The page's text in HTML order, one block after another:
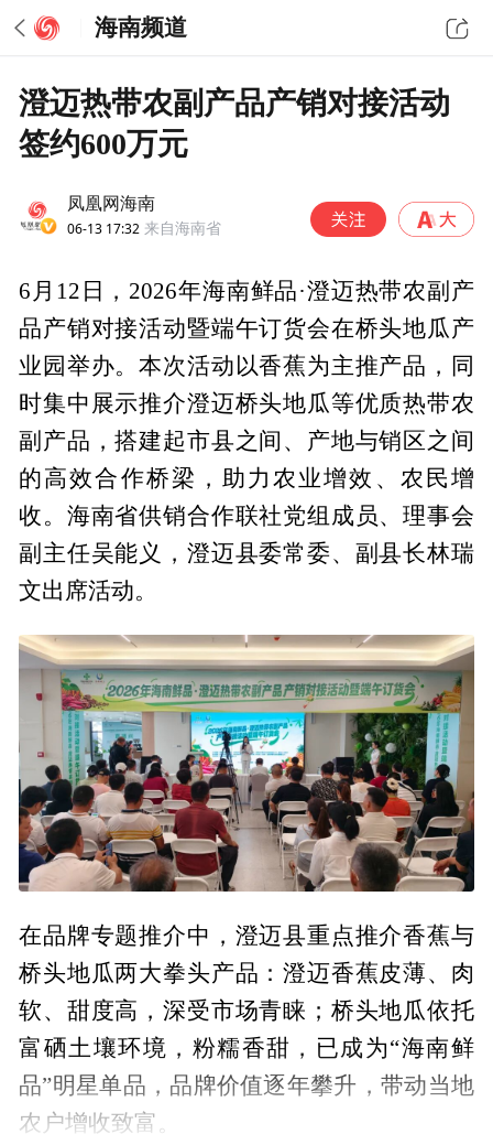
海南频道
澄迈热带农副产品产销对接活动
签约600万元
凤凰网海南
06-13 17:32 来自海南省
6月12日，2026年海南鲜品·澄迈热带农副产
品产销对接活动暨端午订货会在桥头地瓜产
业园举办。本次活动以香蕉为主推产品，同
时集中展示推介澄迈桥头地瓜等优质热带农
副产品，搭建起市县之间、产地与销区之间
的高效合作桥梁，助力农业增效、农民增
收。海南省供销合作联社党组成员、理事会
副主任吴能义，澄迈县委常委、副县长林瑞
文出席活动。
在品牌专题推介中，澄迈县重点推介香蕉与
桥头地瓜两大拳头产品：澄迈香蕉皮薄、肉
软、甜度高，深受市场青睐；桥头地瓜依托
富硒土壤环境，粉糯香甜，已成为“海南鲜
品”明星单品，品牌价值逐年攀升，带动当地
农户增收致富。